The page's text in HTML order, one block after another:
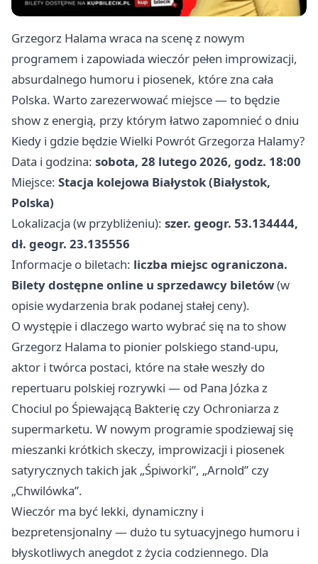
Grzegorz Halama wraca na scenę z nowym
programem i zapowiada wieczór pełen improwizacji,
absurdalnego humoru i piosenek, które zna cała
Polska. Warto zarezerwować miejsce — to będzie
show z energią, przy którym łatwo zapomnieć o dniu
Kiedy i gdzie będzie Wielki Powrót Grzegorza Halamy?
Data i godzina: sobota, 28 lutego 2026, godz. 18:00
Miejsce: Stacja kolejowa Białystok (Białystok,
Polska)
Lokalizacja (w przybliżeniu): szer. geogr. 53.134444,
dł. geogr. 23.135556
Informacje o biletach: liczba miejsc ograniczona.
Bilety dostępne online u sprzedawcy biletów(w
opisie wydarzenia brak podanej stałej ceny).
O występie i dlaczego warto wybrać się na to show
Grzegorz Halama to pionier polskiego stand-upu,
aktor i twórca postaci, które na stałe weszły do
repertuaru polskiej rozrywki — od Pana Józka z
Chociul po Śpiewającą Bakterię czy Ochroniarza z
supermarketu. W nowym programie spodziewaj się
mieszanki krótkich skeczy, improwizacji i piosenek
satyrycznych takich jak „Śpiworki”, „Arnold” czy
„Chwilówka”.
Wieczór ma być lekki, dynamiczny i
bezpretensjonalny — dużo tu sytuacyjnego humoru i
błyskotliwych anegdot z życia codziennego. Dla